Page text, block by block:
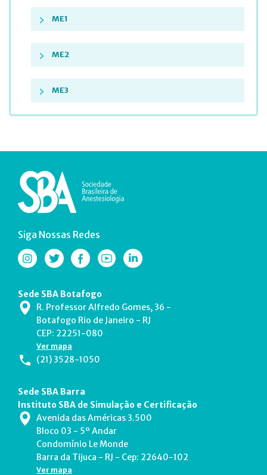
ME1
ME2
ME3
Siga Nossas Redes
Sede SBA Botafogo
R. Professor Alfredo Gomes, 36 -
Botafogo Rio de Janeiro - RJ
CEP: 22251-080
Ver mapa
(21) 3528-1050
Sede SBA Barra
Instituto SBA de Simulação e Certificação
Avenida das Américas 3.500
Bloco 03 - 5º Andar
Condomínio Le Monde
Barra da Tijuca - RJ - Cep: 22640-102
Ver mapa